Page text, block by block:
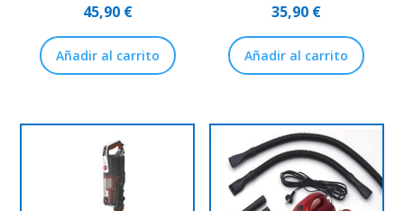
45,90 €
Añadir al carrito
35,90 €
Añadir al carrito